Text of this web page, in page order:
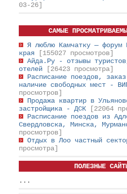
03-26]
САМЫЕ
Я люблю Камчатку — форум
края
[155027 просмотров]
Айда.Ру - отзывы
отелей
[26423 просмотра]
Расписание поездов,
наличие свободных мест -
просмотров]
Продажа квартир в
застройщика - ДСК
[22064
Расписание поездов из
Свердловска, Минска,
просмотров]
Отдых в Лоо частный
просмотра]
ПОЛЕЗНЫЕ
...